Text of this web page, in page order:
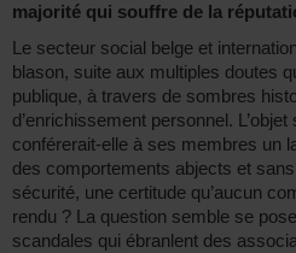
majorité qui souffre de la
Le secteur social belge et
blason, suite aux multiples doutes
publique, à travers de sombres
d’enrichissement personnel.
conférerait-elle à ses membres un
des comportements abjects et
sécurité, une certitude qu’aucun
rendu ? La question semble se
scandales qui ébranlent des